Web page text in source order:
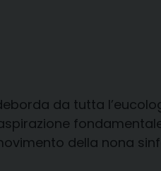
da tutta
della nona